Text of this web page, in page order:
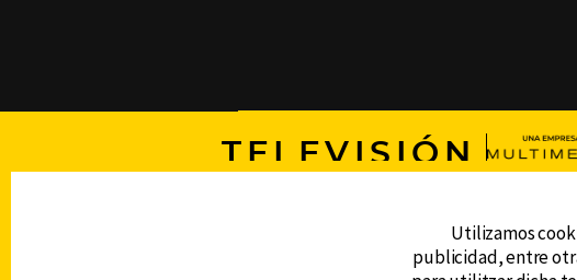
TELEVISIÓN
DERECHOS RESERVADOS © CANAL 6 2026
Prohibida la reproducción total o parcial, incluyendo
cualquier medio electrónico o magnético.
Utilizamos
publicidad, entre